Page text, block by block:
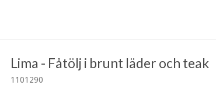
Lima - Fåtölj i brunt läder och teak
1101290